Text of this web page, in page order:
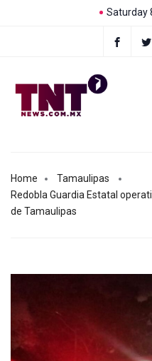
Saturday
Home
Tamaulipas
Redobla Guardia Estatal
de Tamaulipas